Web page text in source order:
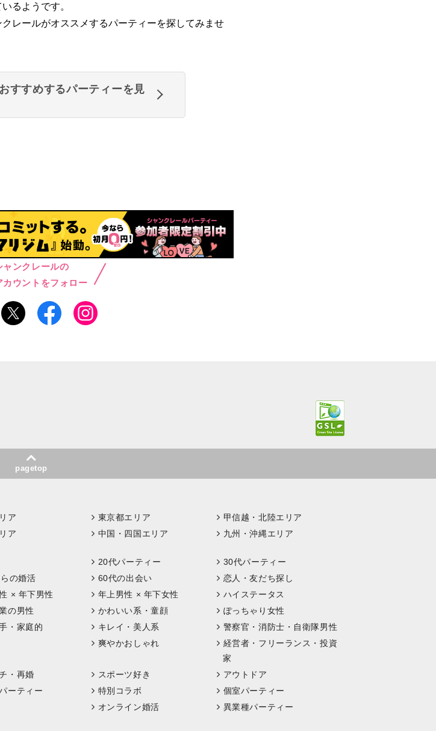
るようです。
レールがオススメするパーティーを探してみませ
すすめするパーティーを見
ャンクレールの
カウントをフォロー
pagetop
ア 東京都エリア
甲信越・北陸エリア
ア 中国・四国エリア 九州・沖縄エリア
20代パーティー
30代パーティー
の婚活 60代の出会い
恋人・友だち探し
× 年下男性 年上男性 × 年下女性
ハイステータス
の男性 かわいい系・童顔
ぽっちゃり女性
・家庭的 キレイ・美人系
警察官・消防士・自衛隊男性
爽やかおしゃれ
経営者・フリーランス・投資
家
・再婚 スポーツ好き
アウトドア
ーティー 特別コラボ
個室パーティー
オンライン婚活
異業種パーティー